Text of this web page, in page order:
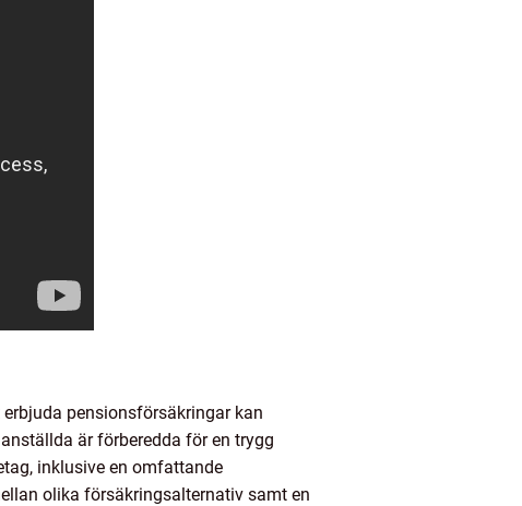
pensionsförsäkringar kan
är förberedda för en trygg
inklusive en omfattande
olika försäkringsalternativ samt en